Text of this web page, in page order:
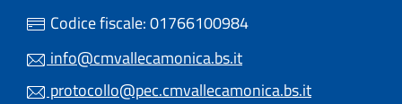
Codice fiscale: 01766100984
info@cmvallecamonica.bs.it
protocollo@pec.cmvallecamonica.bs.it